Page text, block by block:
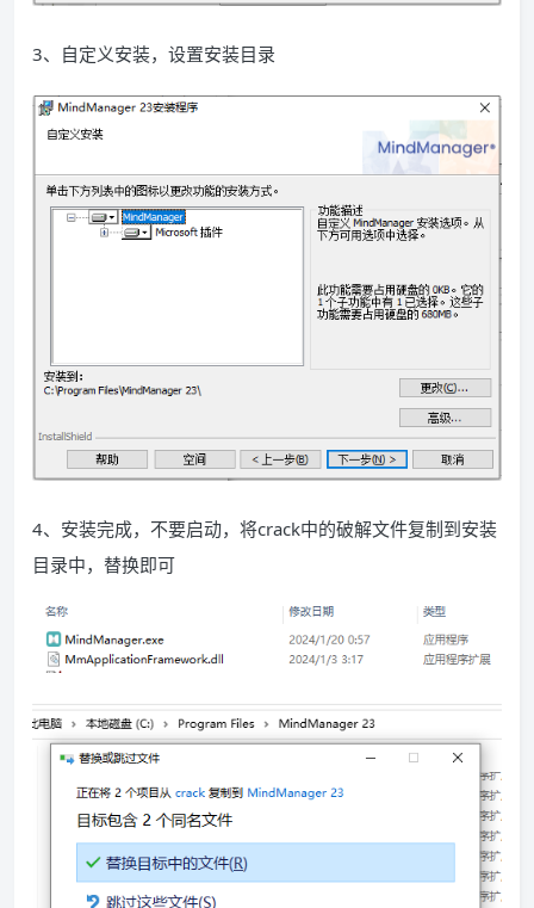
3、自定义安装，设置安装目录
4、安装完成，不要启动，将crack中的破解文件复制到安装
目录中，替换即可